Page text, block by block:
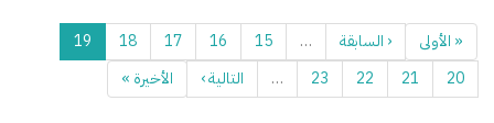
« الأولى ‹ السابقة …
15
16
17
18
19
20
21
22
23
… التالية › الأخيرة »